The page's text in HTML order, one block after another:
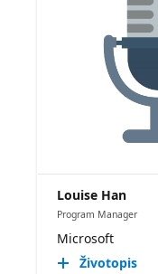
Louise Han
Program Manager
Microsoft
Životopis